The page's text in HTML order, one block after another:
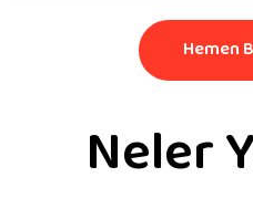
Hemen
Neler